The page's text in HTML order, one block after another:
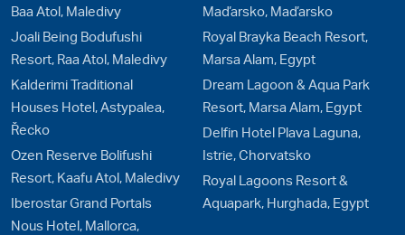
Baa Atol, Maledivy
Joali Being Bodufushi
Resort, Raa Atol, Maledivy
Kalderimi Traditional
Houses Hotel, Astypalea,
Řecko
Ozen Reserve Bolifushi
Resort, Kaafu Atol, Maledivy
Iberostar Grand Portals
Nous Hotel, Mallorca,
Maďarsko, Maďarsko
Royal Brayka Beach Resort,
Marsa Alam, Egypt
Dream Lagoon & Aqua Park
Resort, Marsa Alam, Egypt
Delfin Hotel Plava Laguna,
Istrie, Chorvatsko
Royal Lagoons Resort &
Aquapark, Hurghada, Egypt